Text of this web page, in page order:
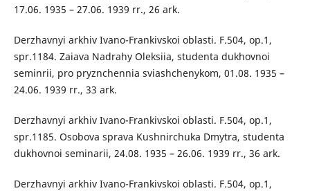
17.06. 1935 – 27.06. 1939 rr., 26 ark.
Derzhavnyi arkhiv Ivano-Frankivskoi oblasti. F.504, op.1,
spr.1184. Zaiava Nadrahy Oleksiia, studenta dukhovnoi
seminrii, pro pryznchennia sviashchenykom, 01.08. 1935 –
24.06. 1939 rr., 33 ark.
Derzhavnyi arkhiv Ivano-Frankivskoi oblasti. F.504, op.1,
spr.1185. Osobova sprava Kushnirchuka Dmytra, studenta
dukhovnoi seminarii, 24.08. 1935 – 26.06. 1939 rr., 36 ark.
Derzhavnyi arkhiv Ivano-Frankivskoi oblasti. F.504, op.1,